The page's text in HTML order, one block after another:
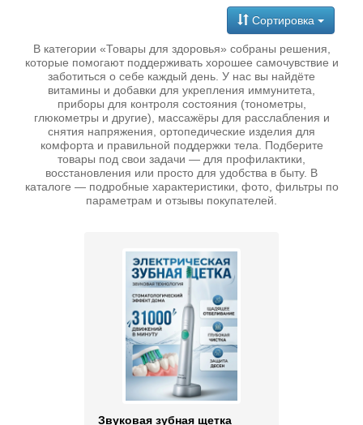
Сортировка
В категории «Товары для здоровья» собраны решения,
которые помогают поддерживать хорошее самочувствие и
заботиться о себе каждый день. У нас вы найдёте
витамины и добавки для укрепления иммунитета,
приборы для контроля состояния (тонометры,
глюкометры и другие), массажёры для расслабления и
снятия напряжения, ортопедические изделия для
комфорта и правильной поддержки тела. Подберите
товары под свои задачи — для профилактики,
восстановления или просто для удобства в быту. В
каталоге — подробные характеристики, фото, фильтры по
параметрам и отзывы покупателей.
Звуковая зубная щетка